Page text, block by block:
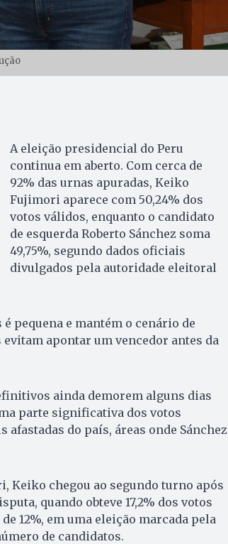
A eleição presidencial do Peru
continua em aberto. Com cerca de
92% das urnas apuradas, Keiko
Fujimori aparece com 50,24% dos
votos válidos, enquanto o candidato
de esquerda Roberto Sánchez soma
49,75%, segundo dados oficiais
divulgados pela autoridade eleitoral
pequena e mantém o cenário de
apontar um vencedor antes da
ainda demorem alguns dias
parte significativa dos votos
do país, áreas onde Sánchez
Keiko chegou ao segundo turno após
quando obteve 17,2% dos votos
12%, em uma eleição marcada pela
de candidatos.